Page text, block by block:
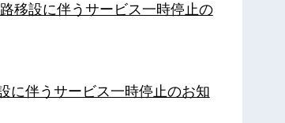
移設に伴うサービス一時停止の
に伴うサービス一時停止のお知